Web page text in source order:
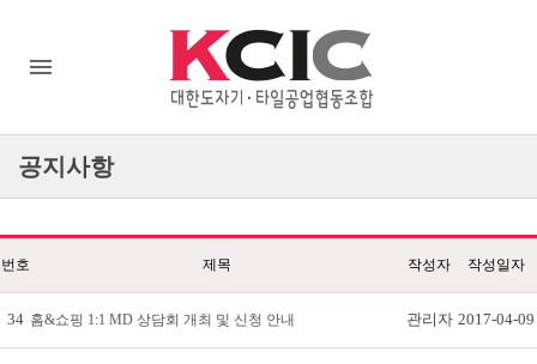
공지사항
번호 제목 작성자 작성일자
34 홈&쇼핑 1:1 MD 상담회 개최 및 신청 안내 관리자 2017-04-09